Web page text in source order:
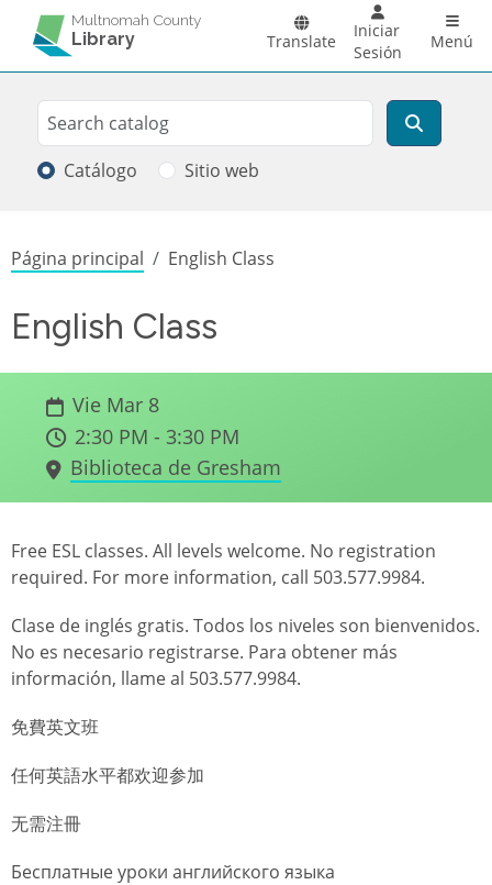
Pasar al contenido principal
Multnomah County
Library Translate
Iniciar
Sesión
Menú
Search
Buscar
Catálogo Sitio web
Sobrescribir enlaces de ayuda a la
Página principal English Class
English Class
Vie Mar 8
2:30 PM - 3:30 PM
Biblioteca de Gresham
Free ESL classes. All levels welcome. No registration
required. For more information, call 503.577.9984.
Clase de inglés gratis. Todos los niveles son bienvenidos.
No es necesario registrarse. Para obtener más
información, llame al 503.577.9984.
免費英文班
任何英語水平都欢迎参加
无需注冊
Бесплатные уроки английского языка